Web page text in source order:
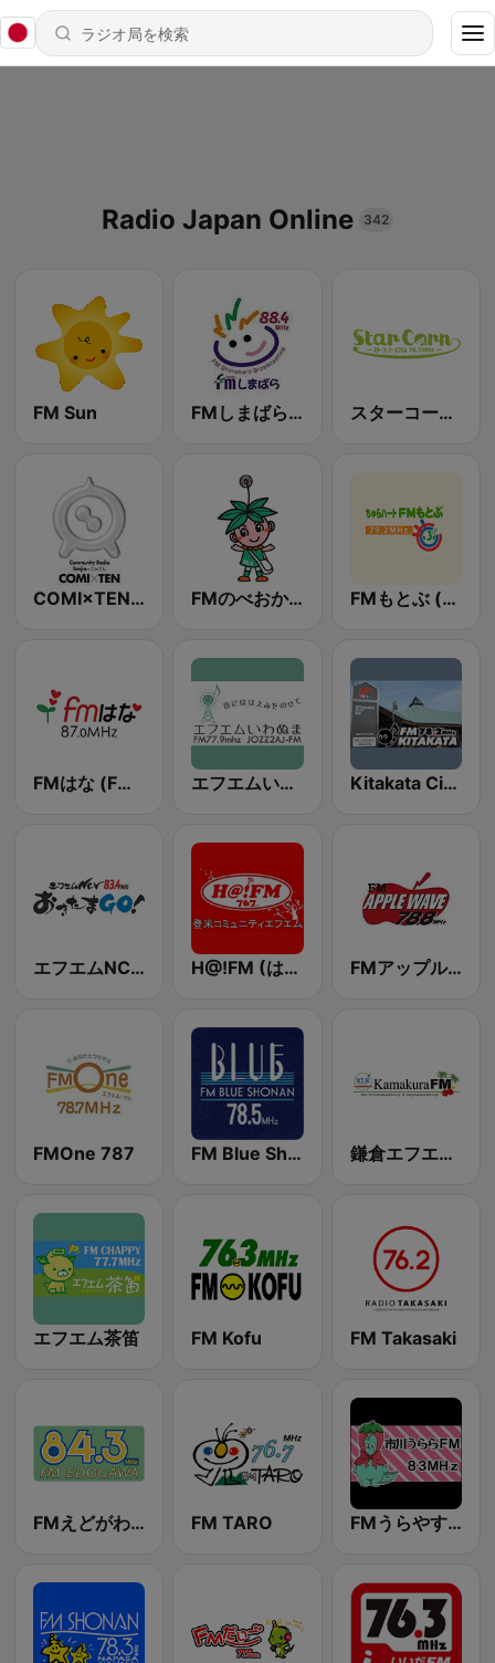
Radio Japan Online 342
FM Sun FMしまばら (FM Shimabara) スターコーンFM (Star Corn FM)
COMI×TEN［コミてん］(コミュニティラジオ天神) FMのべおか (FM Nobeoka) FMもとぶ (FM Motobu)
FMはな (FM Hana) エフエムいわぬま Kitakata City FM
エフエムNCVおきたまGO! (FM NCV Go!) H@!FM (はっとエフエム) FMアップルウェーブ (FM Apple Wave)
FMOne 787 FM Blue Shonan 鎌倉エフエム (Kamakura FM)
エフエム茶笛 FM Kofu FM Takasaki
FMえどがわ - トップ (FM Edogawa) FM TARO FMうらやすウェブサイト